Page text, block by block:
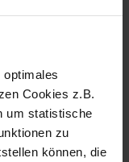
Cookies z.B.
um statistische
zu
können, die
sind
Doch
sein